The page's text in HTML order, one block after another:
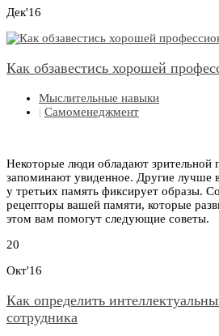
Дек'16
Как обзавестись хорошей
Мыслительные навыки
| Самоменеджмент
Некоторые люди обладают
запоминают увиденное. Другие лучше
у третьих память фиксирует образы.
рецепторы вашей памяти, которые
этом вам помогут следующие советы.
20
Окт'16
Как определить
сотрудника